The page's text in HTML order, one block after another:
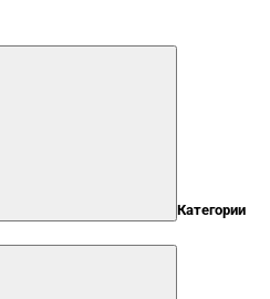
Категории